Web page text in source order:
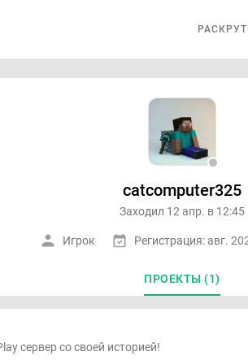
catcomputer325
Заходил 12 апр. в 12:45
Игрок Регистрация: авг.
ПРОЕКТЫ (1)
сервер со своей историей!